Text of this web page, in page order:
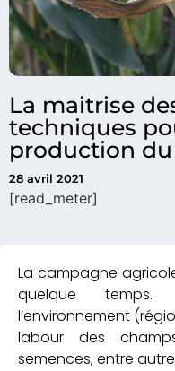
La maitrise
techniques
production
28 avril 2021
[read_meter]
La campagne
quelque temps.
l’environnement
labour des
semences, entre